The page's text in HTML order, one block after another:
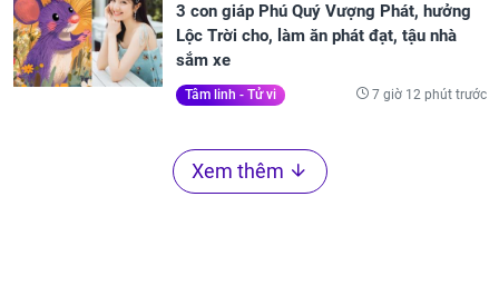
3 con giáp Phú Quý Vượng Phát, hưởng
Lộc Trời cho, làm ăn phát đạt, tậu nhà
sắm xe
Tâm linh - Tử vi 7 giờ 12 phút trước
Xem thêm